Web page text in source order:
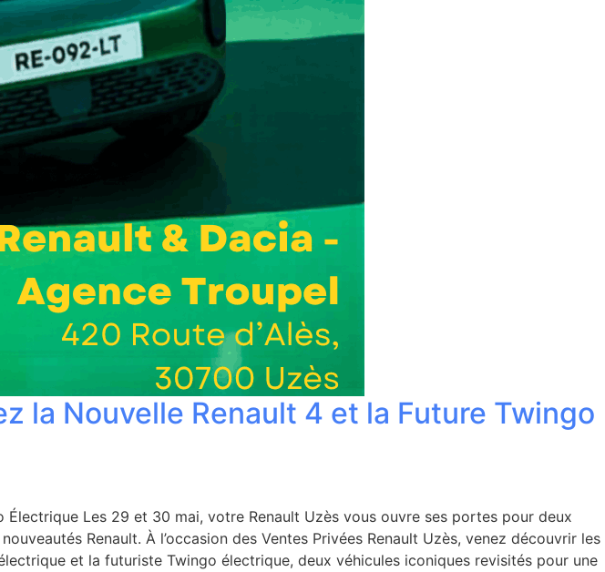
la Nouvelle Renault 4 et la Future Twingo
Les 29 et 30 mai, votre Renault Uzès vous ouvre ses portes pour deux
Renault. À l’occasion des Ventes Privées Renault Uzès, venez découvrir les
et la futuriste Twingo électrique, deux véhicules iconiques revisités pour une